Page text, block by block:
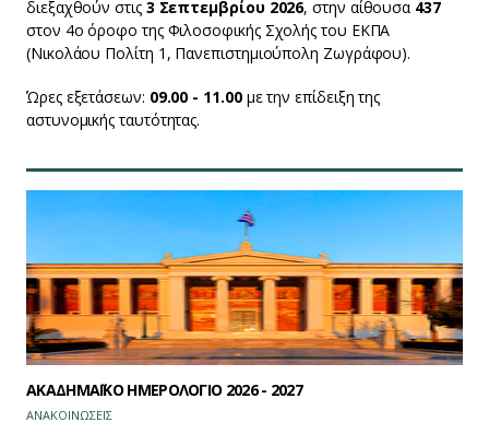
διεξαχθούν στις 3 Σεπτεμβρίου 2026, στην αίθουσα 437
στον 4ο όροφο της Φιλοσοφικής Σχολής του ΕΚΠΑ
(Νικολάου Πολίτη 1, Πανεπιστημιούπολη Ζωγράφου).
Ώρες εξετάσεων: 09.00 - 11.00με την επίδειξη της
αστυνομικής ταυτότητας.
ΑΚΑΔΗΜΑΪΚΟ ΗΜΕΡΟΛΟΓΙΟ 2026 - 2027
ΑΝΑΚΟΙΝΩΣΕΙΣ